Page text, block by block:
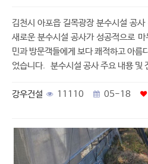
김천시 아포읍 길목광장 분수시설 공
새로운 분수시설 공사가 성공적으로
민과 방문객들에게 보다 쾌적하고 아름
었습니다. 분수시설 공사 주요 내용 및
강우건설 11110 05-18